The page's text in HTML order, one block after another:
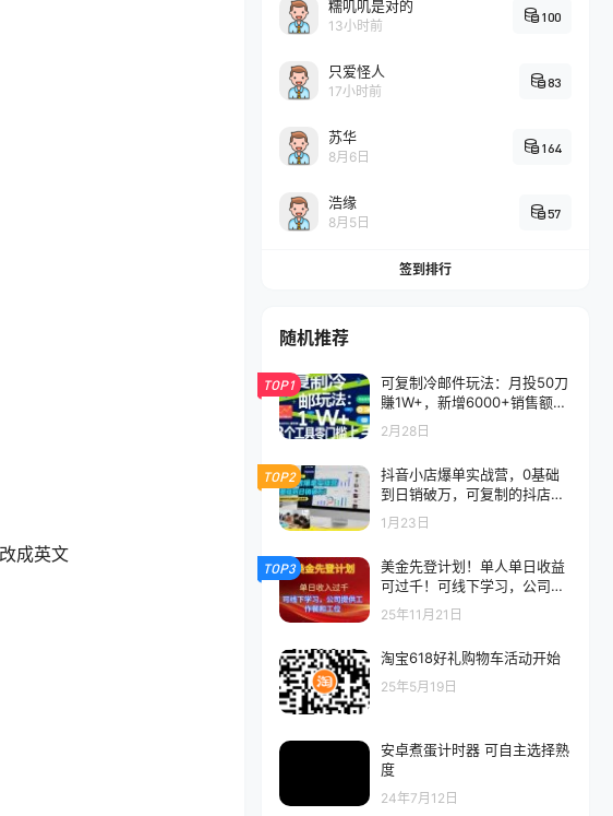
成英文
糯叽叽是对的
13小时前
100
只爱怪人
17小时前
83
苏华
8月6日
164
浩缘
8月5日
57
签到排行
随机推荐
TOP1
可复制冷邮件玩法：月投50刀
賺1W+，新增6000+销售额，
3个工具零门槛上手
2月28日
TOP2
抖音小店爆单实战营，0基础
到日销破万，可复制的抖店爆
款打造课程
1月23日
TOP3
美金先登计划！单人单日收益
可过千！可线下学习，公司提
供工作餐和工位！
25年11月21日
淘宝618好礼购物车活动开始
25年5月19日
安卓煮蛋计时器 可自主选择熟
度
24年7月12日